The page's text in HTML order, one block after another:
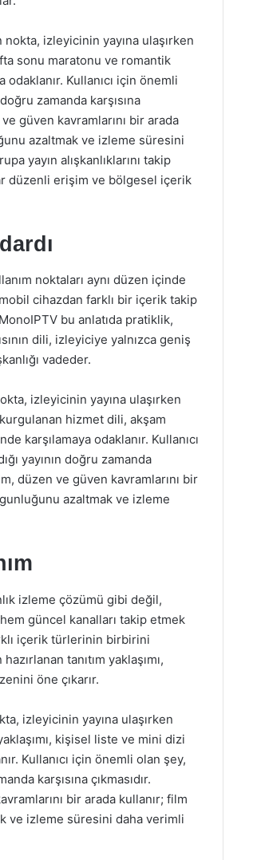
nokta, izleyicinin yayına ulaşırken
sonu maratonu ve romantik
Kullanıcı için önemli
zamanda karşısına
güven kavramlarını bir arada
azaltmak ve izleme süresini
yayın alışkanlıklarını takip
düzenli erişim ve bölgesel içerik
noktaları aynı düzen içinde
cihazdan farklı bir içerik takip
bu anlatıda pratiklik,
dili, izleyiciye yalnızca geniş
vadeder.
izleyicinin yayına ulaşırken
hizmet dili, akşam
karşılamaya odaklanır. Kullanıcı
yayının doğru zamanda
düzen ve güven kavramlarını bir
azaltmak ve izleme
izleme çözümü gibi değil,
hem güncel kanalları takip etmek
içerik türlerinin birbirini
tanıtım yaklaşımı,
öne çıkarır.
izleyicinin yayına ulaşırken
kişisel liste ve mini dizi
Kullanıcı için önemli olan şey,
karşısına çıkmasıdır.
bir arada kullanır; film
ve izleme süresini daha verimli